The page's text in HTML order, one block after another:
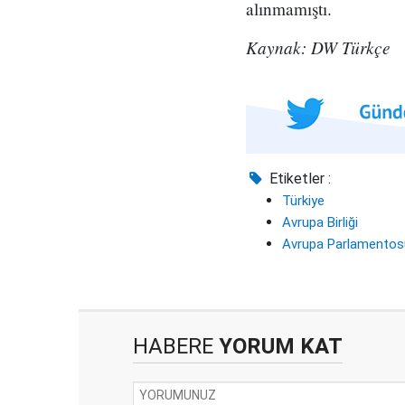
alınmamıştı.
Kaynak: DW Türkçe
Etiketler :
Türkiye
Avrupa Birliği
Avrupa
HABERE YORUM KAT